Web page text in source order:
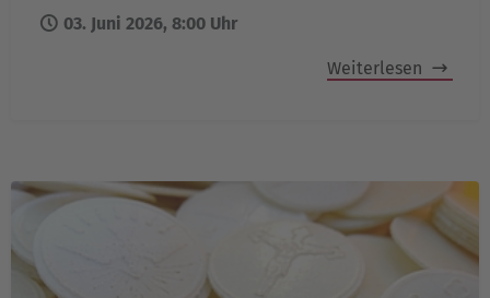
03. Juni 2026, 8:00 Uhr
Weiterlesen